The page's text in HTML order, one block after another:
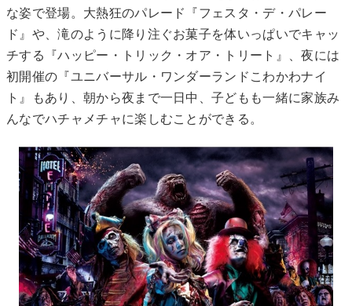
な姿で登場。大熱狂のパレード『フェスタ・デ・パレー
ド』や、滝のように降り注ぐお菓子を体いっぱいでキャッ
チする『ハッピー・トリック・オア・トリート』、夜には
初開催の『ユニバーサル・ワンダーランドこわかわナイ
ト』もあり、朝から夜まで一日中、子どもも一緒に家族み
んなでハチャメチャに楽しむことができる。